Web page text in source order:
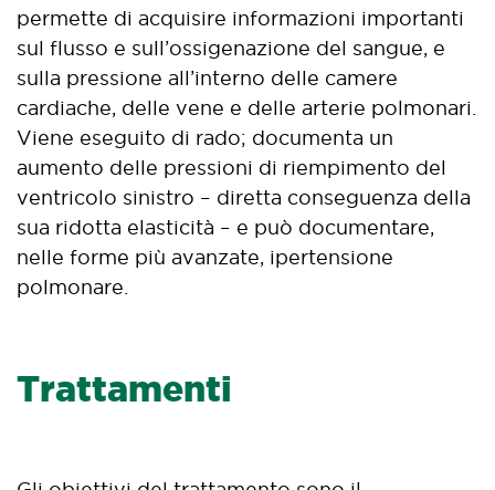
permette di acquisire informazioni importanti
sul flusso e sull’ossigenazione del sangue, e
sulla pressione all’interno delle camere
cardiache, delle vene e delle arterie polmonari.
Viene eseguito di rado; documenta un
aumento delle pressioni di riempimento del
ventricolo sinistro – diretta conseguenza della
sua ridotta elasticità – e può documentare,
nelle forme più avanzate, ipertensione
polmonare.
Trattamenti